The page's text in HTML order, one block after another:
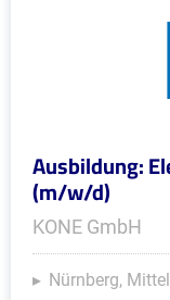
Ausbildung:
(m/w/d)
KONE GmbH
Nürnberg,